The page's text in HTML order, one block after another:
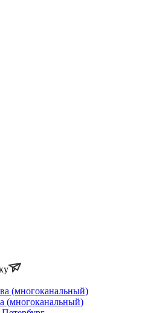
(многоканальный)
(многоканальный)